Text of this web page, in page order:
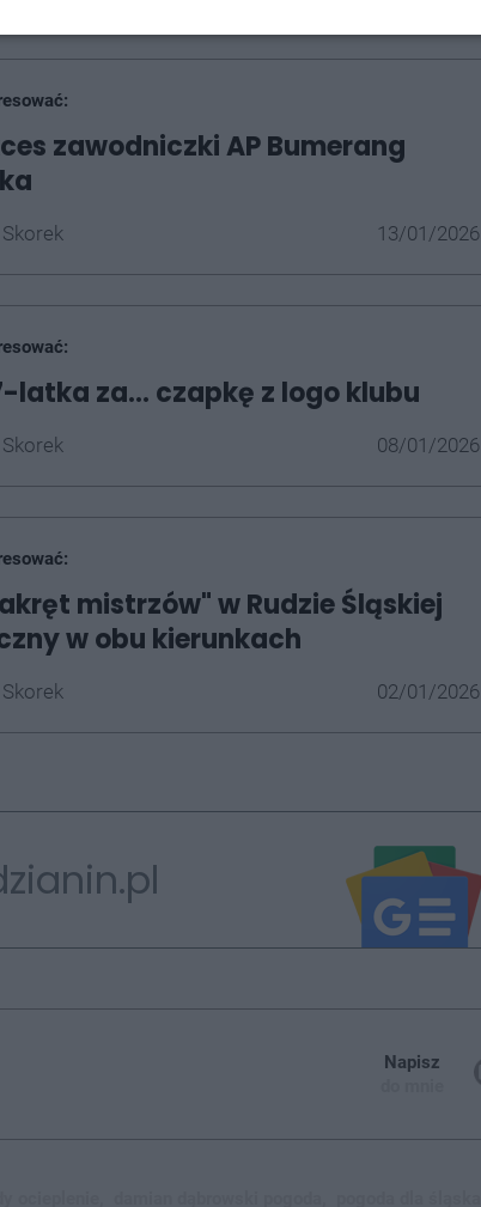
zawodniczki AP Bumerang
13/01/2026
latka za... czapkę z logo klubu
08/01/2026
mistrzów" w Rudzie Śląskiej
w obu kierunkach
02/01/2026
Napisz